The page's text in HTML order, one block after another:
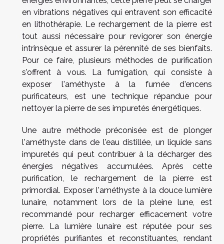
en vibrations négatives qui entravent son efficacité
en lithothérapie. Le rechargement de la pierre est
tout aussi nécessaire pour revigorer son énergie
intrinsèque et assurer la pérennité de ses bienfaits.
Pour ce faire, plusieurs méthodes de purification
s'offrent à vous. La fumigation, qui consiste à
exposer l'améthyste à la fumée d'encens
purificateurs, est une technique répandue pour
nettoyer la pierre de ses impuretés énergétiques.
Une autre méthode préconisée est de plonger
l'améthyste dans de l'eau distillée, un liquide sans
impuretés qui peut contribuer à la décharger des
énergies négatives accumulées. Après cette
purification, le rechargement de la pierre est
primordial. Exposer l'améthyste à la douce lumière
lunaire, notamment lors de la pleine lune, est
recommandé pour recharger efficacement votre
pierre. La lumière lunaire est réputée pour ses
propriétés purifiantes et reconstituantes, rendant